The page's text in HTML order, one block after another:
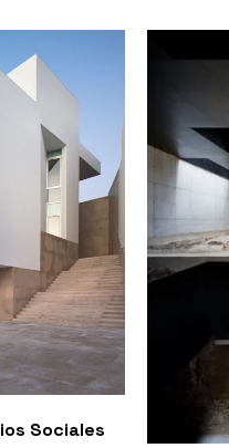
Sociales